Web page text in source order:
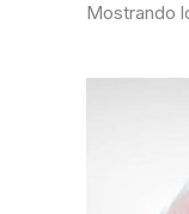
Mostrando